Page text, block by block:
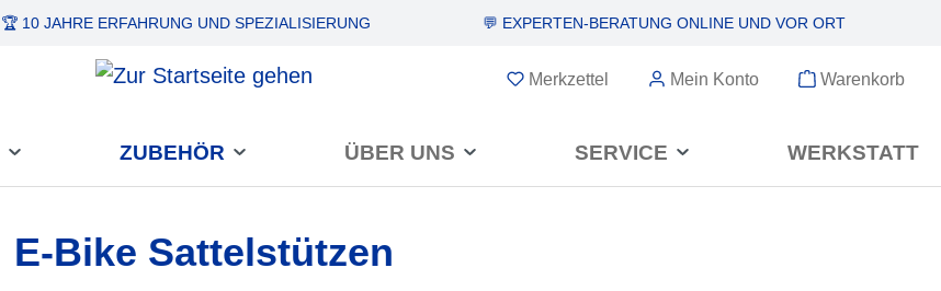
🏆 10 JAHRE ERFAHRUNG UND SPEZIALISIERUNG 💬 EXPERTEN-BERATUNG ONLINE UND VOR ORT
Merkzettel Mein Konto Warenkorb
ZUBEHÖR ÜBER UNS SERVICE WERKSTATT
E-Bike Sattelstützen